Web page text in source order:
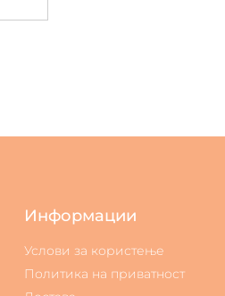
Информации
Услови за користење
Политика на приватност